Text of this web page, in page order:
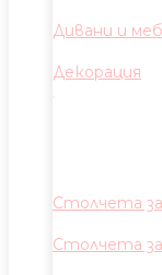
Дивани и
Декорация
Столчета
Столчета